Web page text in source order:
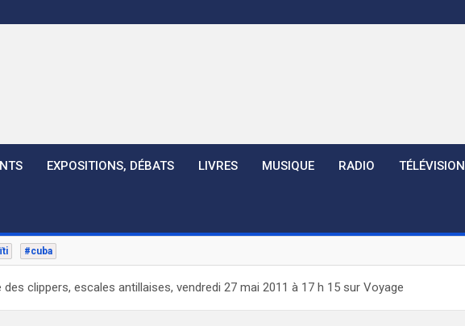
EXPOSITIONS, DÉBATS LIVRES MUSIQUE RADIO TÉLÉVISION
#cuba
clippers, escales antillaises, vendredi 27 mai 2011 à 17 h 15 sur Voyage